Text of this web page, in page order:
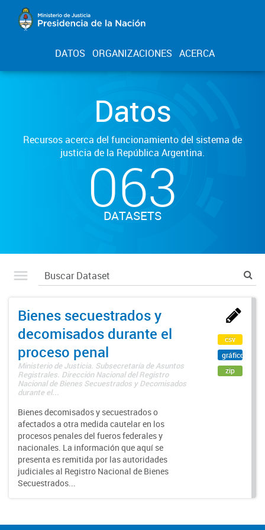
DATOS ORGANIZACIONES ACERCA
Datos
Recursos acerca del funcionamiento del sistema de
justicia de la República Argentina.
063
DATASETS
Bienes secuestrados y
decomisados durante el
proceso penal
Ministerio de Justicia. Subsecretaría de Asuntos
Registrales. Dirección Nacional del Registro
Nacional de Bienes Secuestrados y Decomisados
durante el...
Bienes decomisados y secuestrados o
afectados a otra medida cautelar en los
procesos penales del fueros federales y
nacionales. La información que aquí se
presenta es remitida por las autoridades
judiciales al Registro Nacional de Bienes
Secuestrados...
csv
gráfico
zip